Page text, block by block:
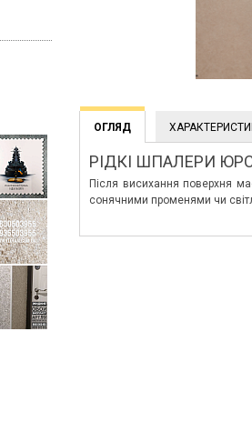
ОГЛЯД
РІДКІ ШПАЛЕРИ
Після висихання поверхня
сонячними променями чи